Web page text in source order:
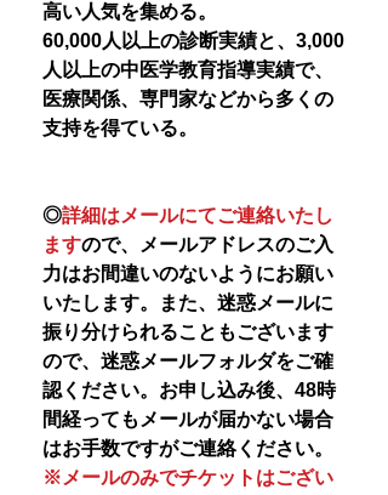
高い人気を集める。
60,000人以上の診断実績と、3,000
人以上の中医学教育指導実績で、
医療関係、専門家などから多くの
支持を得ている。
◎詳細はメールにてご連絡いたし
ますので、メールアドレスのご入
力はお間違いのないようにお願い
いたします。また、迷惑メールに
振り分けられることもございます
ので、迷惑メールフォルダをご確
認ください。お申し込み後、48時
間経ってもメールが届かない場合
はお手数ですがご連絡ください。
※メールのみでチケットはござい